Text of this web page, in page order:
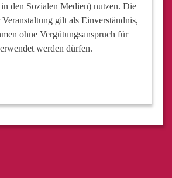
den Sozialen Medien) nutzen. Die
gilt als Einverständnis,
ohne Vergütungsanspruch für
werden dürfen.